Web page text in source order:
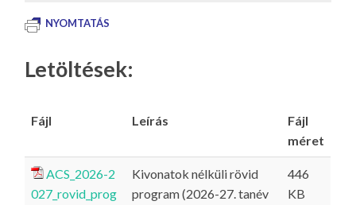
NYOMTATÁS
Letöltések:
Fájl Leírás
Fájl
méret
ACS_2026-2
027_rovid_prog
Kivonatok nélküli rövid
program (2026-27. tanév
446
KB